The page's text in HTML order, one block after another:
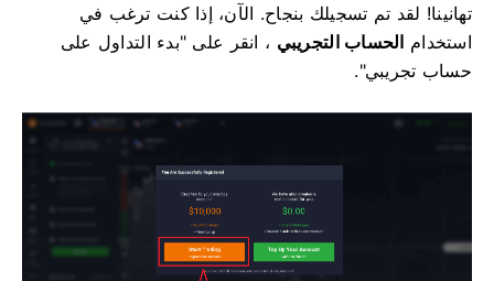
تهانينا! لقد تم تسجيلك بنجاح. الآن، إذا كنت ترغب في
استخدام الحساب التجريبي ، انقر على "بدء التداول على
حساب تجريبي".